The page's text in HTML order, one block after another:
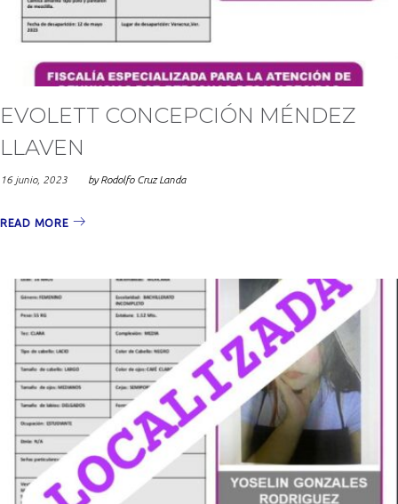
EVOLETT CONCEPCIÓN MÉNDEZ
LLAVEN
16 junio, 2023 byRodolfo Cruz Landa
READ MORE